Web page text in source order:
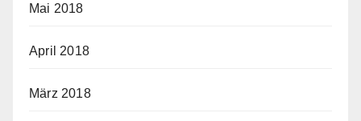
Mai 2018
April 2018
März 2018